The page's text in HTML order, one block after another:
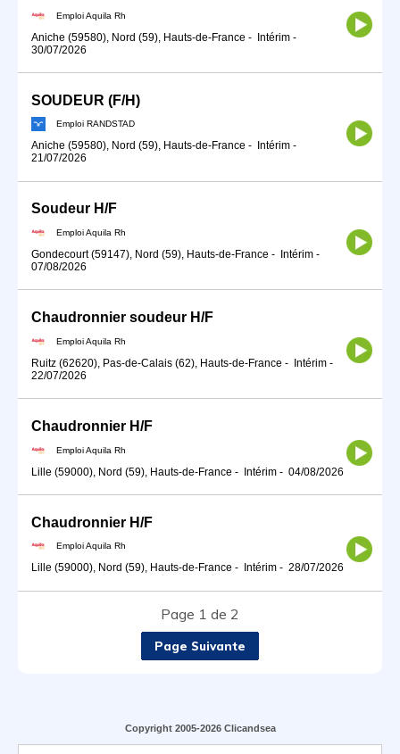
Emploi Aquila Rh
Aniche (59580), Nord (59), Hauts-de-France - Intérim -
30/07/2026
SOUDEUR (F/H)
Emploi RANDSTAD
Aniche (59580), Nord (59), Hauts-de-France - Intérim -
21/07/2026
Soudeur H/F
Emploi Aquila Rh
Gondecourt (59147), Nord (59), Hauts-de-France - Intérim -
07/08/2026
Chaudronnier soudeur H/F
Emploi Aquila Rh
Ruitz (62620), Pas-de-Calais (62), Hauts-de-France - Intérim -
22/07/2026
Chaudronnier H/F
Emploi Aquila Rh
Lille (59000), Nord (59), Hauts-de-France - Intérim - 04/08/2026
Chaudronnier H/F
Emploi Aquila Rh
Lille (59000), Nord (59), Hauts-de-France - Intérim - 28/07/2026
Page 1 de 2
Page Suivante
Copyright 2005-2026 Clicandsea